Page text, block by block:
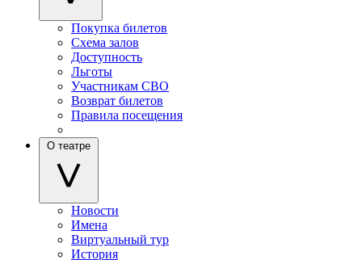
Покупка билетов
Схема залов
Доступность
Льготы
Участникам СВО
Возврат билетов
Правила посещения
О театре
Новости
Имена
Виртуальный тур
История